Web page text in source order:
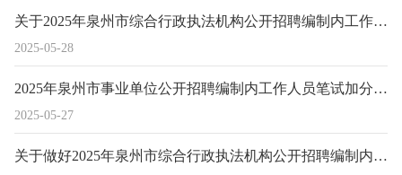
2025-05-28
关于2025年泉州市综合行政执法机构公开招聘编制内工作人员面试有关事项的通知
2025-05-27
2025年泉州市事业单位公开招聘编制内工作人员笔试加分人员名单公示
关于做好2025年泉州市综合行政执法机构公开招聘编制内工作人员资格复审有关事项的通告